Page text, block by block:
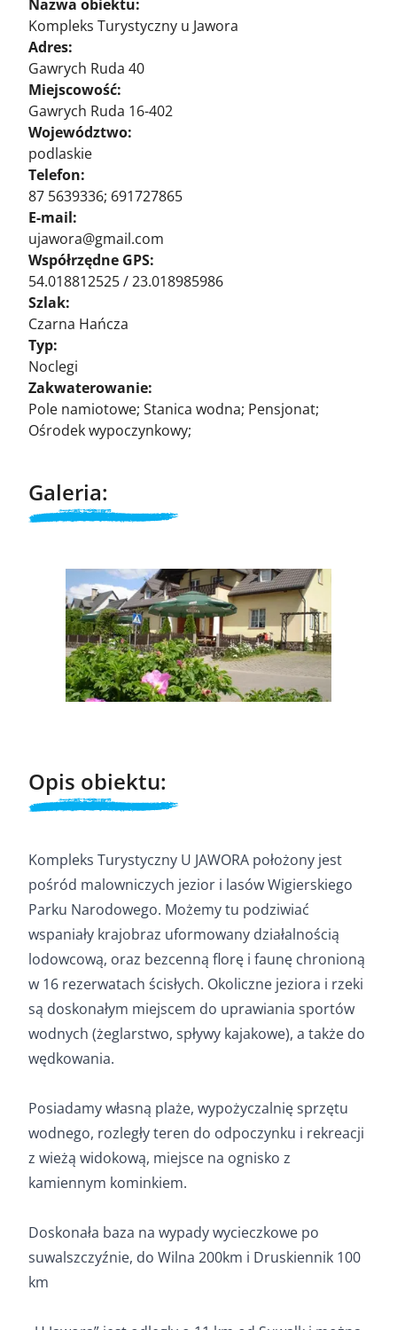
Nazwa obiektu:
Kompleks Turystyczny u Jawora
Adres:
Gawrych Ruda 40
Miejscowość:
Gawrych Ruda 16-402
Województwo:
podlaskie
Telefon:
87 5639336; 691727865
E-mail:
ujawora@gmail.com
Współrzędne GPS:
54.018812525 / 23.018985986
Szlak:
Czarna Hańcza
Typ:
Noclegi
Zakwaterowanie:
Pole namiotowe; Stanica wodna; Pensjonat;
Ośrodek wypoczynkowy;
Galeria:
Opis obiektu:
Kompleks Turystyczny U JAWORA położony jest
pośród malowniczych jezior i lasów Wigierskiego
Parku Narodowego. Możemy tu podziwiać
wspaniały krajobraz uformowany działalnością
lodowcową, oraz bezcenną florę i faunę chronioną
w 16 rezerwatach ścisłych. Okoliczne jeziora i rzeki
są doskonałym miejscem do uprawiania sportów
wodnych (żeglarstwo, spływy kajakowe), a także do
wędkowania.
Posiadamy własną plaże, wypożyczalnię sprzętu
wodnego, rozległy teren do odpoczynku i rekreacji
z wieżą widokową, miejsce na ognisko z
kamiennym kominkiem.
Doskonała baza na wypady wycieczkowe po
suwalszczyźnie, do Wilna 200km i Druskiennik 100
km